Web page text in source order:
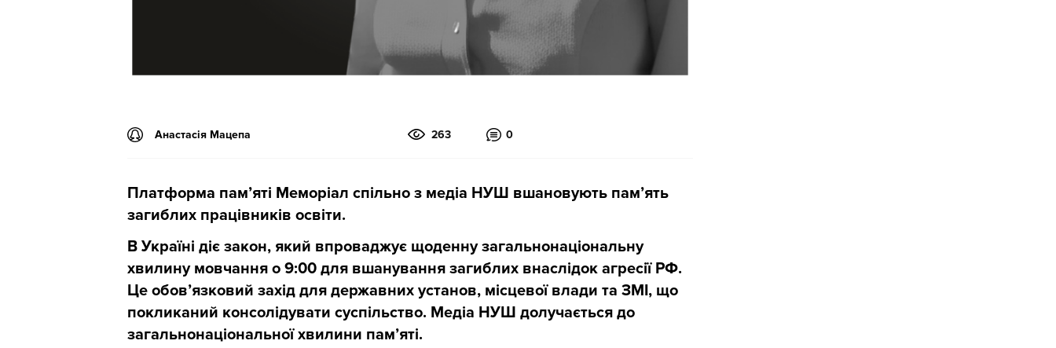
Анастасія Мацепа 263 0
Платформа пам’яті Меморіал спільно з медіа НУШ вшановують пам’ять
загиблих працівників освіти.
В Україні діє закон, який впроваджує щоденну загальнонаціональну
хвилину мовчання о 9:00 для вшанування загиблих внаслідок агресії РФ.
Це обов’язковий захід для державних установ, місцевої влади та ЗМІ, що
покликаний консолідувати суспільство. Медіа НУШ долучається до
загальнонаціональної хвилини пам’яті.